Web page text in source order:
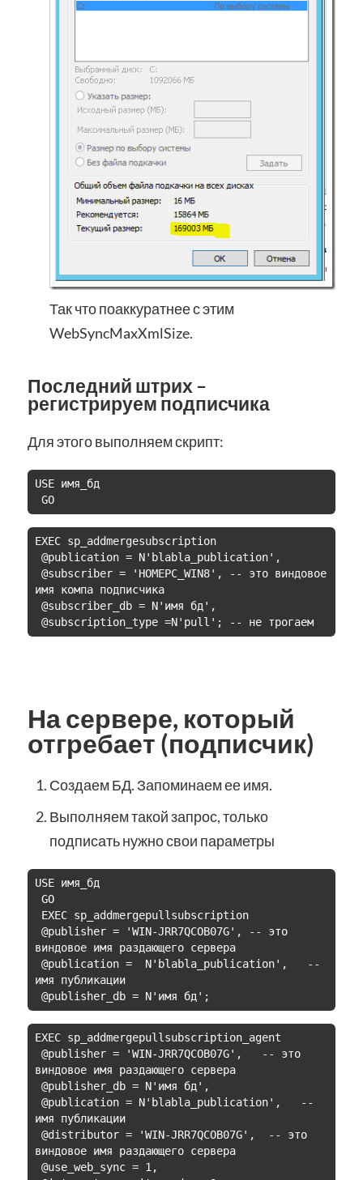
Так что поаккуратнее с этим
WebSyncMaxXmlSize.
Последний штрих –
регистрируем подписчика
Для этого выполняем скрипт:
USE имя_бд
GO
EXEC sp_addmergesubscription
@publication = N'blabla_publication',
@subscriber = 'HOMEPC_WIN8', -- это виндовое
имя компа подписчика
@subscriber_db = N'имя бд',
@subscription_type =N'pull'; -- не трогаем
На сервере, который
отгребает (подписчик)
Создаем БД. Запоминаем ее имя.
Выполняем такой запрос, только
подписать нужно свои параметры
USE имя_бд
GO
@publisher = 'WIN-JRR7QCOB07G', -- это
виндовое имя раздающего сервера
@publication =  N'blabla_publication',   --
имя публикации
@publisher_db = N'имя бд';
EXEC sp_addmergepullsubscription_agent
@publisher = 'WIN-JRR7QCOB07G',   -- это
виндовое имя раздающего сервера
@publisher_db = N'имя бд',
@publication = N'blabla_publication',   --
имя публикации
@distributor = 'WIN-JRR7QCOB07G',  -- это
виндовое имя раздающего сервера
@use_web_sync = 1,